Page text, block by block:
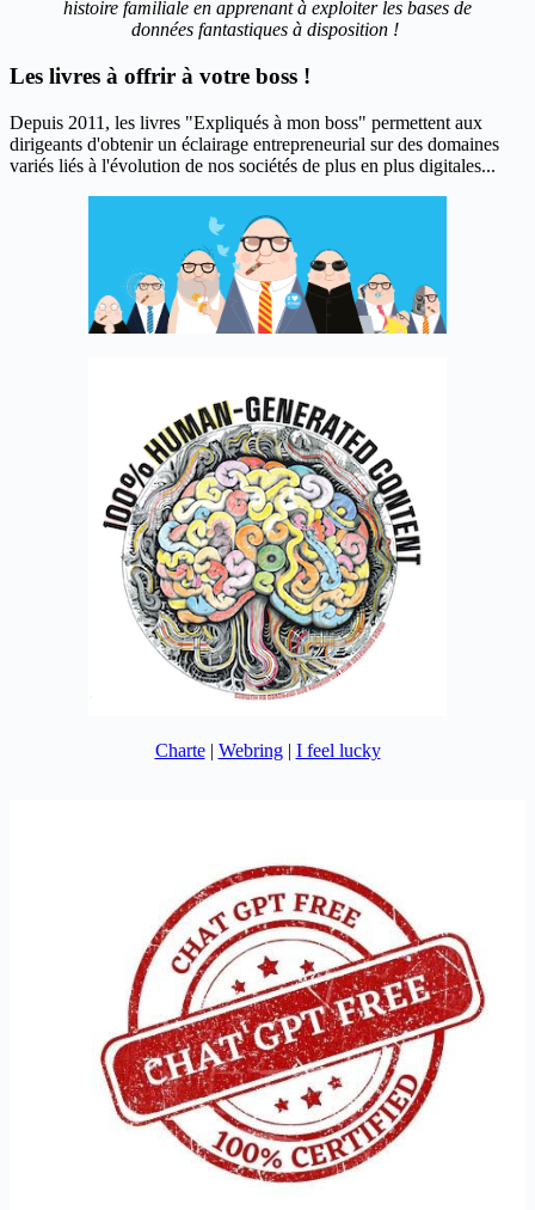
histoire familiale en apprenant à exploiter les bases de
données fantastiques à disposition !
Les livres à offrir à votre boss !
Depuis 2011, les livres "Expliqués à mon boss" permettent aux
dirigeants d'obtenir un éclairage entrepreneurial sur des domaines
variés liés à l'évolution de nos sociétés de plus en plus digitales...
Charte| Webring| I feel lucky